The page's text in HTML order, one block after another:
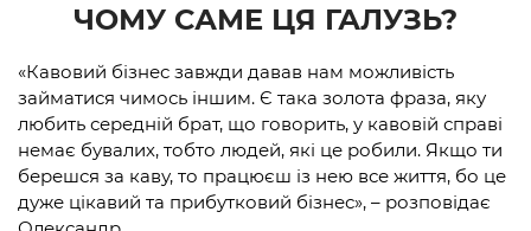
ЧОМУ САМЕ ЦЯ ГАЛУЗЬ?
«Кавовий бізнес завжди давав нам можливість
займатися чимось іншим. Є така золота фраза, яку
любить середній брат, що говорить, у кавовій справі
немає бувалих, тобто людей, які це робили. Якщо ти
берешся за каву, то працюєш із нею все життя, бо це
дуже цікавий та прибутковий бізнес», – розповідає